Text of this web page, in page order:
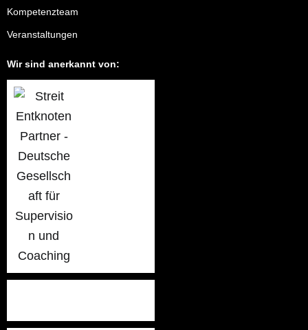
Kompetenzteam
Veranstaltungen
Wir sind anerkannt von: